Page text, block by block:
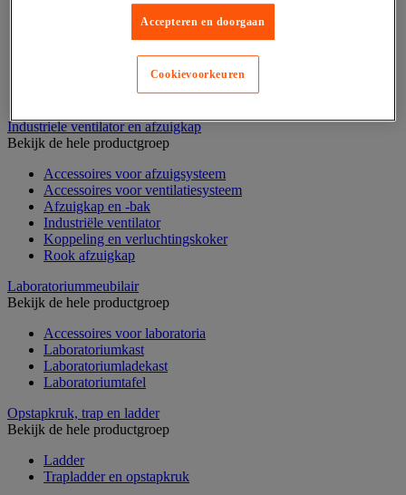
Accessoires voor matten en roosters
ESD antistatische en isolerende matten
Industriële antivermoeidheidsmatten en -tegels
Industriële roosters
Industriele ventilator en afzuigkap
Bekijk de hele productgroep
Accessoires voor afzuigsysteem
Accessoires voor ventilatiesysteem
Afzuigkap en -bak
Industriële ventilator
Koppeling en verluchtingskoker
Rook afzuigkap
Laboratoriummeubilair
Bekijk de hele productgroep
Accessoires voor laboratoria
Laboratoriumkast
Laboratoriumladekast
Laboratoriumtafel
Opstapkruk, trap en ladder
Bekijk de hele productgroep
Ladder
Trapladder en opstapkruk
Accepteren en doorgaan
Cookievoorkeuren